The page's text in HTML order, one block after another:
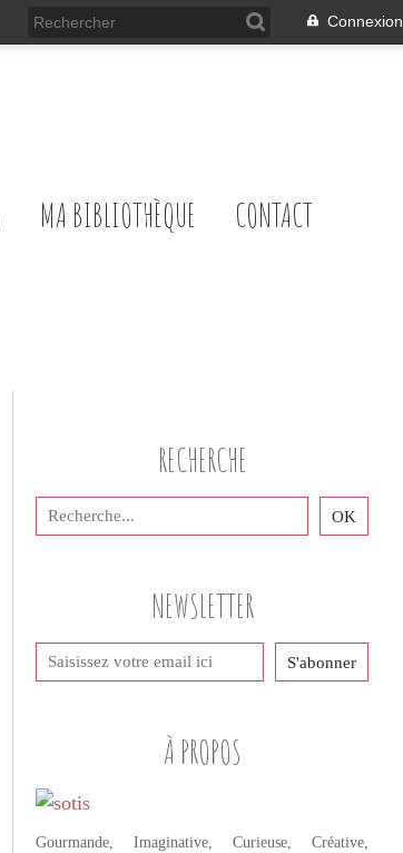
Connexion
MA BIBLIOTHÈQUE CONTACT
NEWSLETTER
RECHERCHE
À PROPOS
Gourmande, Imaginative, Curieuse, Créative,